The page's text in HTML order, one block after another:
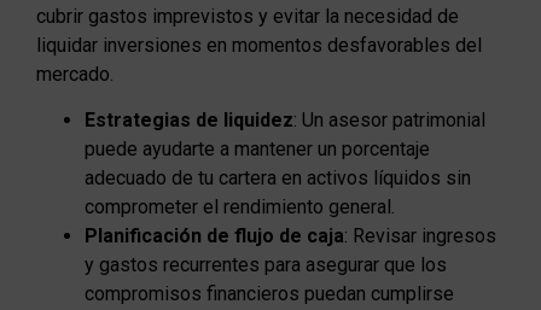
cubrir gastos imprevistos y evitar la necesidad de
liquidar inversiones en momentos desfavorables del
mercado.
Estrategias de liquidez: Un asesor patrimonial
puede ayudarte a mantener un porcentaje
adecuado de tu cartera en activos líquidos sin
comprometer el rendimiento general.
Planificación de flujo de caja: Revisar ingresos
y gastos recurrentes para asegurar que los
compromisos financieros puedan cumplirse